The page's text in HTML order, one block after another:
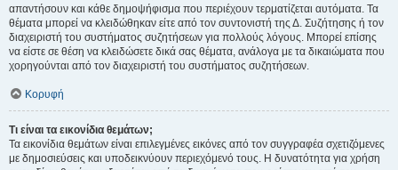
απαντήσουν και κάθε δημοψήφισμα που περιέχουν τερματίζεται αυτόματα. Τα
θέματα μπορεί να κλειδώθηκαν είτε από τον συντονιστή της Δ. Συζήτησης ή τον
διαχειριστή του συστήματος συζητήσεων για πολλούς λόγους. Μπορεί επίσης
να είστε σε θέση να κλειδώσετε δικά σας θέματα, ανάλογα με τα δικαιώματα που
χορηγούνται από τον διαχειριστή του συστήματος συζητήσεων.
Κορυφή
Τι είναι τα εικονίδια θεμάτων;
Τα εικονίδια θεμάτων είναι επιλεγμένες εικόνες από τον συγγραφέα σχετιζόμενες
με δημοσιεύσεις και υποδεικνύουν περιεχόμενό τους. Η δυνατότητα για χρήση